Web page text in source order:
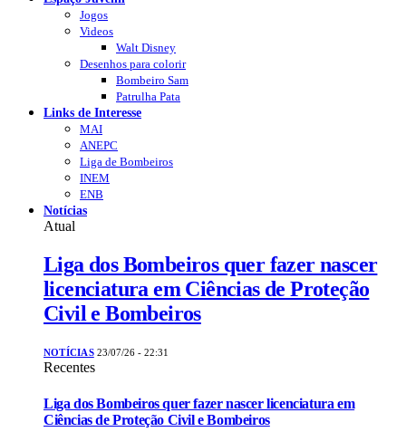
Jogos
Videos
Walt Disney
Desenhos para colorir
Bombeiro Sam
Patrulha Pata
Links de Interesse
MAI
ANEPC
Liga de Bombeiros
INEM
ENB
Notícias
Atual
Liga dos Bombeiros quer fazer nascer
licenciatura em Ciências de Proteção
Civil e Bombeiros
NOTÍCIAS 23/07/26 - 22:31
Recentes
Liga dos Bombeiros quer fazer nascer licenciatura em
Ciências de Proteção Civil e Bombeiros